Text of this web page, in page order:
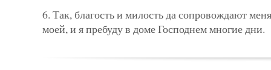
6. Так, благость и милость да сопровождают
моей, и я пребуду в доме Господнем многие дни.